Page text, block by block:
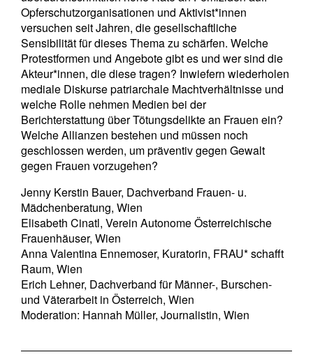
Opferschutzorganisationen und Aktivist*innen
versuchen seit Jahren, die gesellschaftliche
Sensibilität für dieses Thema zu schärfen. Welche
Protestformen und Angebote gibt es und wer sind die
Akteur*innen, die diese tragen? Inwiefern wiederholen
mediale Diskurse patriarchale Machtverhältnisse und
welche Rolle nehmen Medien bei der
Berichterstattung über Tötungsdelikte an Frauen ein?
Welche Allianzen bestehen und müssen noch
geschlossen werden, um präventiv gegen Gewalt
gegen Frauen vorzugehen?
Jenny Kerstin Bauer, Dachverband Frauen- u.
Mädchenberatung, Wien
Elisabeth Cinatl, Verein Autonome Österreichische
Frauenhäuser, Wien
Anna Valentina Ennemoser, Kuratorin, FRAU* schafft
Raum, Wien
Erich Lehner, Dachverband für Männer-, Burschen-
und Väterarbeit in Österreich, Wien
Moderation: Hannah Müller, Journalistin, Wien